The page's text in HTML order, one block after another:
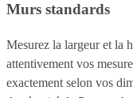
Murs standards
Mesurez la largeur et la
attentivement vos
exactement selon vos